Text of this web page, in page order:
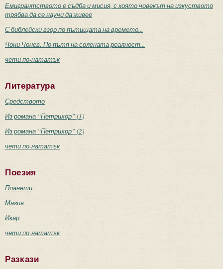
Емигрантството е съдба и мисия, с която човекът на изкуството
трябва да се научи да живее
С библейски взор по пътищата на времето...
Чони Чонев: По пътя на солената реалност...
чети по-нататък
Литература
Средството
Из романа “Петрихор” (1)
Из романа “Петрихор” (2)
чети по-нататък
Поезия
Планети
Магия
Икар
чети по-нататък
Разкази